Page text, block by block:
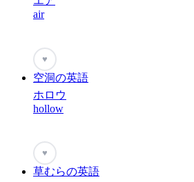
air
♥
空洞の英語
ホロウ
hollow
♥
草むらの英語